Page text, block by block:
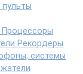
Рекордеры
системы